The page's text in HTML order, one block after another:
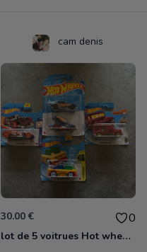
cam denis
30.00 € 0
lot de 5 voitrues Hot wheels jamais ouverte boite légèrement abimé